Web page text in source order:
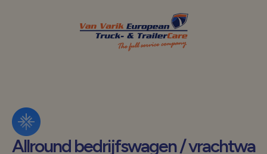
Allround bedrijfswagen / vrachtwa